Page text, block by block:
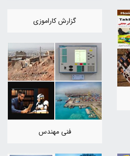
گزارش کاراموزی
فنی مهندس